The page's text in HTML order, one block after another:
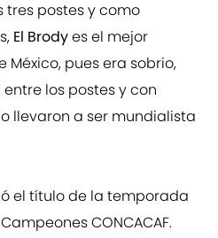
postes y como
El Brodyes el mejor
pues era sobrio,
los postes y con
llevaron a ser mundialista
el título de la temporada
CONCACAF.